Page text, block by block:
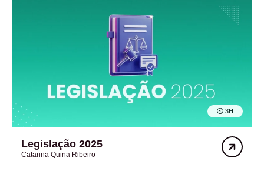
⏲︎ 3H
Legislação 2025
Catarina Quina Ribeiro